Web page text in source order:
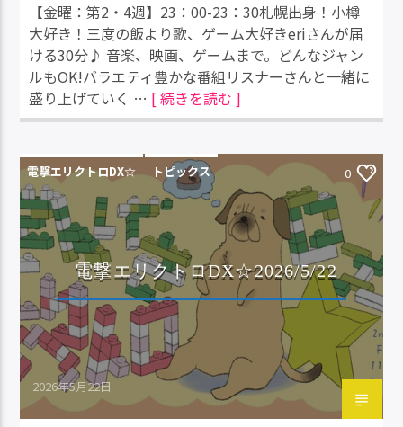
【金曜：第2・4週】23：00-23：30札幌出身！小樽
大好き！三度の飯より歌、ゲーム大好きeriさんが届
ける30分♪ 音楽、映画、ゲームまで。どんなジャン
ルもOK!バラエティ豊かな番組リスナーさんと一緒に
盛り上げていく … [ 続きを読む ]
電撃エリクトロDX☆ トピックス 0
電撃エリクトロDX☆2026/5/22
2026年5月22日